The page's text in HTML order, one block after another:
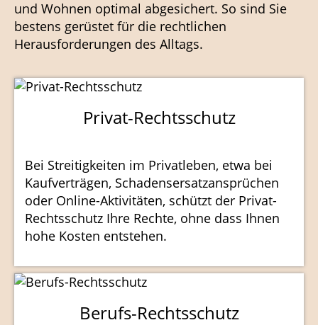
und Wohnen optimal abgesichert. So sind Sie
bestens gerüstet für die rechtlichen
Herausforderungen des Alltags.
Privat-Rechtsschutz
Bei Streitigkeiten im Privatleben, etwa bei
Kaufverträgen, Schadensersatzansprüchen
oder Online-Aktivitäten, schützt der Privat-
Rechtsschutz Ihre Rechte, ohne dass Ihnen
hohe Kosten entstehen.
Berufs-Rechtsschutz